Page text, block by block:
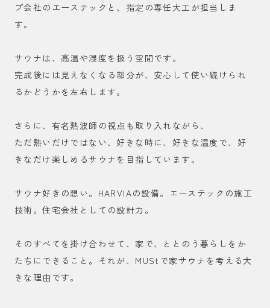
プ会社のエーステックと、指定の専任大工が担当しま
す。
サウナは、高温や湿度を扱う空間です。
完成後には見えなくなる部分が、安心して使い続けられ
るかどうかを左右します。
さらに、有名熱波師の視点も取り入れながら、
ただ熱いだけではない、好きな時に、好きな温度で、好
きなだけ楽しめるサウナを目指しています。
サウナ好きの想い。HARVIAの設備。エーステックの施工
技術。住宅会社としての設計力。
そのすべてを掛け合わせて、家で、ととのう暮らしをか
たちにできること。それが、MUStで家サウナを考える大
きな理由です。